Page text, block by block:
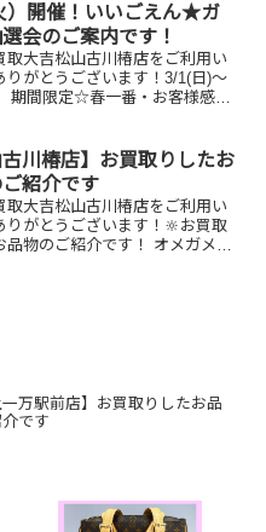
）開催！いいごえん★ガ
会のご案内です！
取大吉松山古川椿店をご利用い
りがとうございます！3/1(日)～
期間限定☆春一番・お客様感謝
以上ご成約のお客様限定でご参
け...
古川椿店】お買取りしたお
紹介です
取大吉松山古川椿店をご利用い
りがとうございます！🔆お買取
品物のご紹介です！ オメガメン
一万駅前店】お買取りしたお品
です